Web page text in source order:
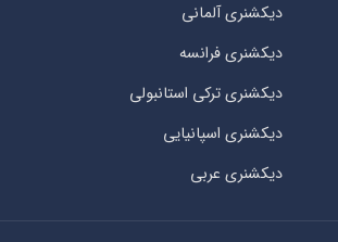
دیکشنری آلمانی
دیکشنری فرانسه
دیکشنری ترکی استانبولی
دیکشنری اسپانیایی
دیکشنری عربی